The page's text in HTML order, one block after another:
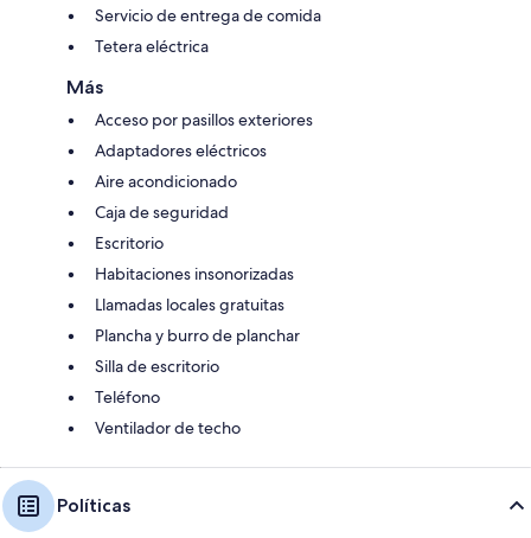
Servicio de entrega de comida
Tetera eléctrica
Más
Acceso por pasillos exteriores
Adaptadores eléctricos
Aire acondicionado
Caja de seguridad
Escritorio
Habitaciones insonorizadas
Llamadas locales gratuitas
Plancha y burro de planchar
Silla de escritorio
Teléfono
Ventilador de techo
Políticas